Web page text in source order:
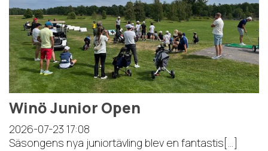
Winö Junior Open
2026-07-23 17:08
Säsongens nya juniortävling blev en fantastis[...]